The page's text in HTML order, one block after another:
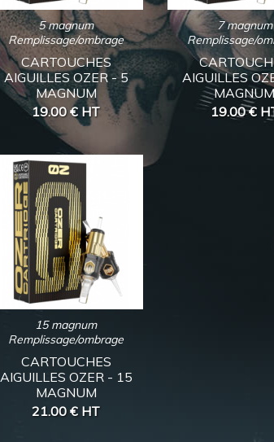
5 magnum
Remplissage/ombrage
CARTOUCHES
AIGUILLES OZER - 5
MAGNUM
19.00 € HT
7 magnum
Remplissage/
AIGUILLES
MAGNUM
19.00 €
15 magnum
Remplissage/ombrage
CARTOUCHES
AIGUILLES OZER - 15
MAGNUM
21.00 € HT